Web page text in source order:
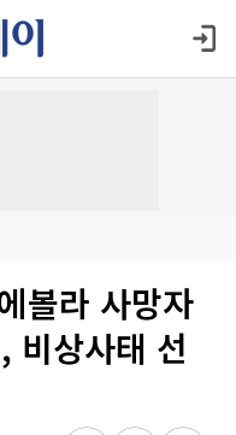
볼라 사망자
상사태 선